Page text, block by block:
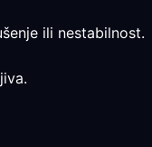
ili nestabilnost.